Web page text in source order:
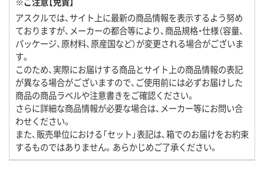
アスクルでは、サイト上に最新の商品情報を表示するよう努め
ておりますが、メーカーの都合等により、商品規格・仕様（容量、
パッケージ、原材料、原産国など）が変更される場合がございま
す。
このため、実際にお届けする商品とサイト上の商品情報の表記
が異なる場合がございますので、ご使用前には必ずお届けした
商品の商品ラベルや注意書きをご確認ください。
さらに詳細な商品情報が必要な場合は、メーカー等にお問い合
わせください。
また、販売単位における「セット」表記は、箱でのお届けをお約束
するものではありません。あらかじめご了承ください。